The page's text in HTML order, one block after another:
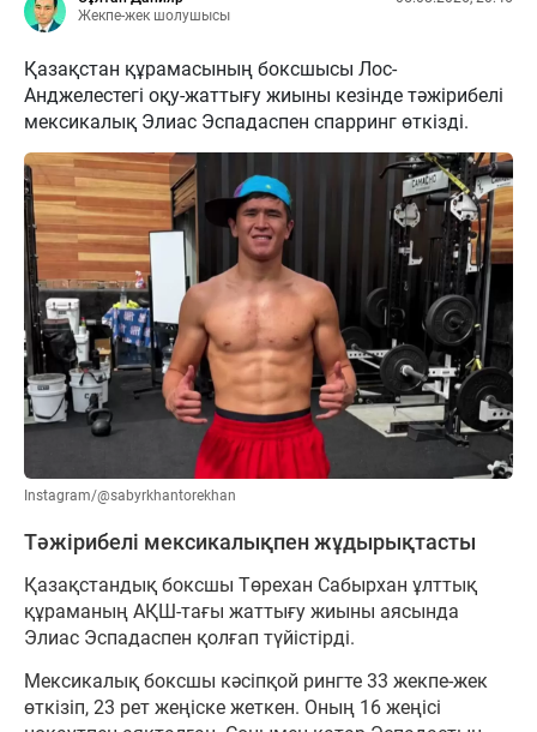
Жекпе-жек шолушысы
Қазақстан құрамасының боксшысы Лос-
Анджелестегі оқу-жаттығу жиыны кезінде тәжірибелі
мексикалық Элиас Эспадаспен спарринг өткізді.
Instagram/@sabyrkhantorekhan
Тәжірибелі мексикалықпен жұдырықтасты
Қазақстандық боксшы Төрехан Сабырхан ұлттық
құраманың АҚШ-тағы жаттығу жиыны аясында
Элиас Эспадаспен қолғап түйістірді.
Мексикалық боксшы кәсіпқой рингте 33 жекпе-жек
өткізіп, 23 рет жеңіске жеткен. Оның 16 жеңісі